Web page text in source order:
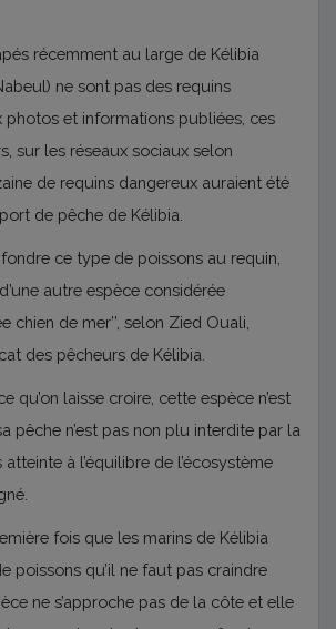
récemment au large de Kélibia
ne sont pas des requins
photos et informations publiées, ces
sur les réseaux sociaux selon
de requins dangereux auraient été
de pêche de Kélibia.
ce type de poissons au requin,
autre espèce considérée
chien de mer’’, selon Zied Ouali,
des pêcheurs de Kélibia.
qu’on laisse croire, cette espèce n’est
pêche n’est pas non plu interdite par la
à l’équilibre de l’écosystème
fois que les marins de Kélibia
poissons qu’il ne faut pas craindre
ne s’approche pas de la côte et elle